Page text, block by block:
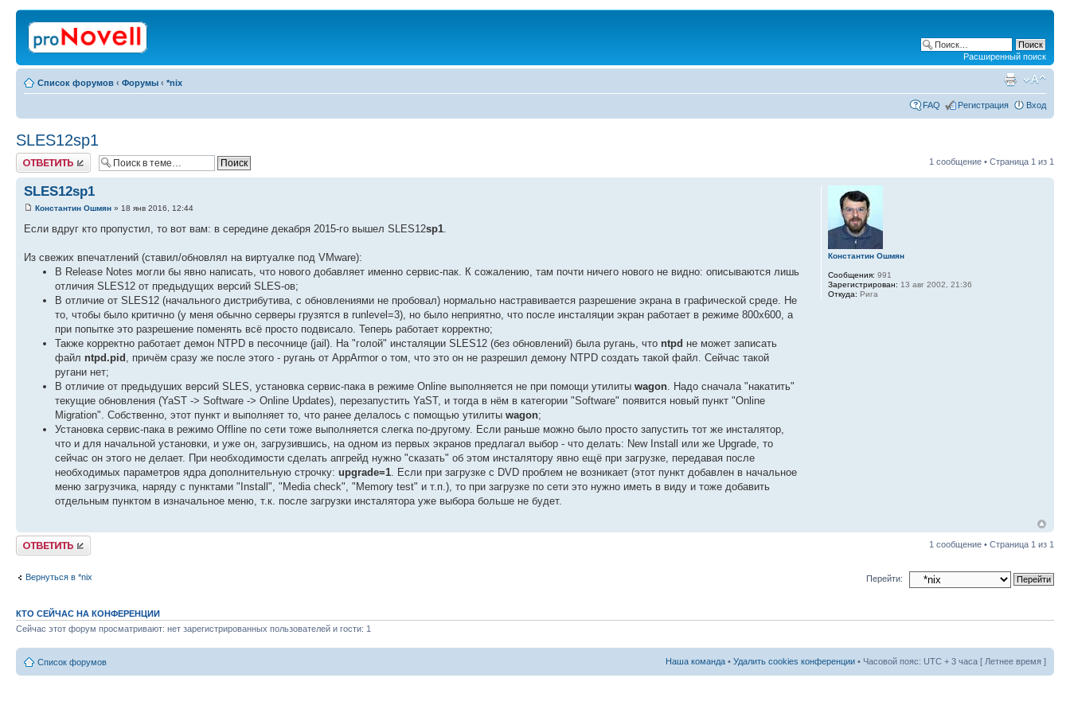
Расширенный поиск
Список форумов ‹ Форумы ‹ *nix
FAQ Регистрация Вход
SLES12sp1
Ответить 1 сообщение • Страница 1 из 1
SLES12sp1
Константин Ошмян » 18 янв 2016, 12:44
Если вдруг кто пропустил, то вот вам: в середине декабря 2015-го вышел SLES12sp1.
Из свежих впечатлений (ставил/обновлял на виртуалке под VMware):
В Release Notes могли бы явно написать, что нового добавляет именно сервис-пак. К сожалению, там почти ничего нового не видно: описываются лишь
отличия SLES12 от предыдущих версий SLES-ов;
В отличие от SLES12 (начального дистрибутива, с обновлениями не пробовал) нормально настравивается разрешение экрана в графической среде. Не
то, чтобы было критично (у меня обычно серверы грузятся в runlevel=3), но было неприятно, что после инсталяции экран работает в режиме 800x600, а
при попытке это разрешение поменять всё просто подвисало. Теперь работает корректно;
Также корректно работает демон NTPD в песочнице (jail). На "голой" инсталяции SLES12 (без обновлений) была ругань, что ntpd не может записать
файл ntpd.pid , причём сразу же после этого - ругань от AppArmor о том, что это он не разрешил демону NTPD создать такой файл. Сейчас такой
ругани нет;
В отличие от предыдуших версий SLES, установка сервис-пака в режиме Online выполняется не при помощи утилиты wagon. Надо сначала "накатить"
текущие обновления (YaST -> Software -> Online Updates), перезапустить YaST, и тогда в нём в категории "Software" появится новый пункт "Online
Migration". Собственно, этот пункт и выполняет то, что ранее делалось с помощью утилиты wagon;
Установка сервис-пака в режимо Offline по сети тоже выполняется слегка по-другому. Если раньше можно было просто запустить тот же инсталятор,
что и для начальной установки, и уже он, загрузившись, на одном из первых экранов предлагал выбор - что делать: New Install или же Upgrade, то
сейчас он этого не делает. При необходимости сделать апгрейд нужно "сказать" об этом инсталятору явно ещё при загрузке, передавая после
необходимых параметров ядра дополнительную строчку: upgrade=1. Если при загрузке с DVD проблем не возникает (этот пункт добавлен в начальное
меню загрузчика, наряду с пунктами "Install", "Media check", "Memory test" и т.п.), то при загрузке по сети это нужно иметь в виду и тоже добавить
отдельным пунктом в изначальное меню, т.к. после загрузки инсталятора уже выбора больше не будет.
Константин Ошмян
Сообщения: 991
Зарегистрирован: 13 авг 2002, 21:36
Откуда: Рига
Ответить 1 сообщение • Страница 1 из 1
Вернуться в *nix Перейти:
КТО СЕЙЧАС НА КОНФЕРЕНЦИИ
Сейчас этот форум просматривают: нет зарегистрированных пользователей и гости: 1
Список форумов Наша команда • Удалить cookies конференции • Часовой пояс: UTC + 3 часа [ Летнее время ]